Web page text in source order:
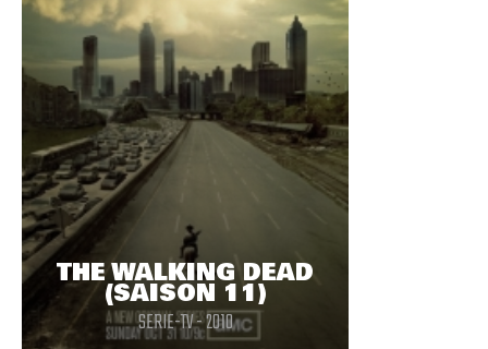
THE WALKING DEAD
(SAISON 11)
SERIE-TV - 2010